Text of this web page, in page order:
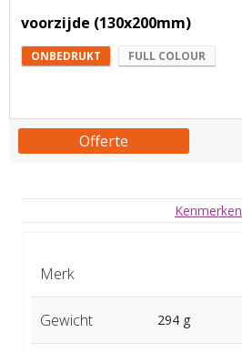
voorzijde (130x200mm)
ONBEDRUKT FULL COLOUR
Offerte
Kenmerken
Merk
Gewicht 294 g